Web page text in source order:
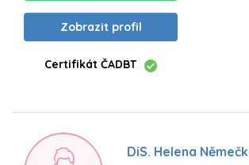
Zobrazit profil
Certifikát ČADBT
DiS. Helena